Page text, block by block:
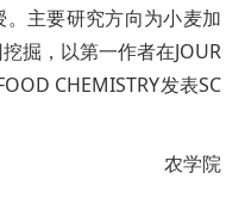
主要研究方向为小麦加
掘，以第一作者在JOUR
CHEMISTRY发表SC
农学院